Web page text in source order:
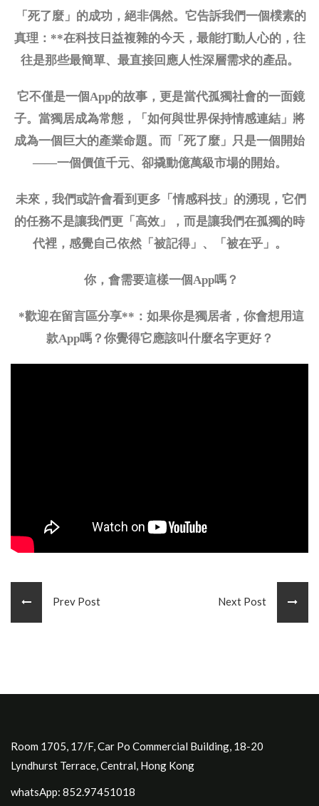
「死了麼」的成功，絕非偶然。它告訴我們一個樸素的
真理： **在科技日益複雜的今天，最能打動人心的，往
往是那些最簡單、最直接回應人性深層需求的產品。
它不僅是一個App的故事，更是當代孤獨社會的一面鏡
子。當獨居成為常態，「如何與世界保持情感連結」將
成為一個巨大的產業命題。而「死了麼」只是一個開始
——一個價值千元、卻撬動億萬級市場的開始。
未來，我們或許會看到更多「情感科技」的湧現，它們
的任務不是讓我們更「高效」，而是讓我們在孤獨的時
代裡，感覺自己依然「被記得」、「被在乎」。
你，會需要這樣一個App嗎？
*歡迎在留言區分享**：如果你是獨居者，你會想用這
款App嗎？你覺得它應該叫什麼名字更好？
Prev Post Next Post
Room 1705, 17/F, Car Po Commercial Building, 18-20
Lyndhurst Terrace, Central, Hong Kong
whatsApp: 852.97451018